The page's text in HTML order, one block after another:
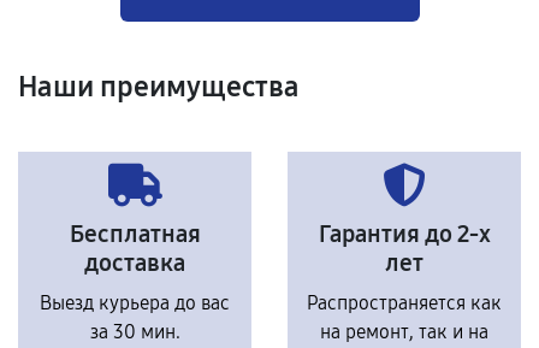
Наши преимущества
Бесплатная
доставка
Выезд курьера до вас
за 30 мин.
Гарантия до 2-х
лет
Распространяется как
на ремонт, так и на